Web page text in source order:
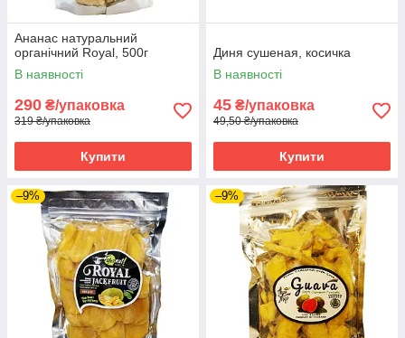
Ананас натуральний
органічний Royal, 500г
В наявності
290 ₴/упаковка
319 ₴/упаковка
Купити
Диня сушеная, косичка
В наявності
45 ₴/упаковка
49,50 ₴/упаковка
Купити
–9% –9%